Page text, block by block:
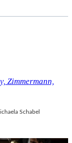
Zimmermann,
Schabel